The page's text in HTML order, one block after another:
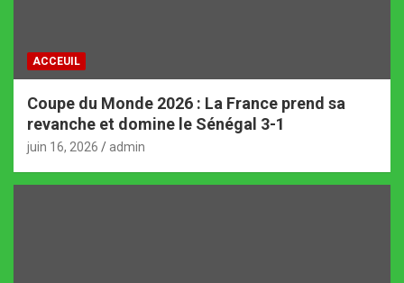
ACCEUIL
Coupe du Monde 2026 : La France prend sa
revanche et domine le Sénégal 3-1
juin 16, 2026 admin